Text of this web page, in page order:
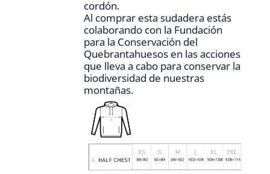
cordón.
Al comprar esta sudadera estás
colaborando con la Fundación
para la Conservación del
Quebrantahuesos en las acciones
que lleva a cabo para conservar la
biodiversidad de nuestras
montañas.